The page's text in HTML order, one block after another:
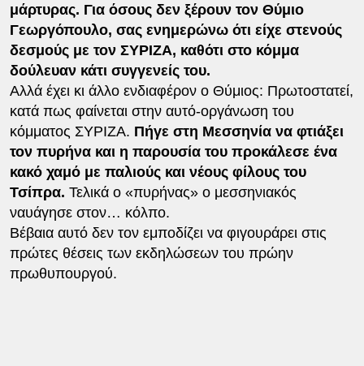
μάρτυρας. Για όσους δεν ξέρουν τον Θύμιο
Γεωργόπουλο, σας ενημερώνω ότι είχε στενούς
δεσμούς με τον ΣΥΡΙΖΑ, καθότι στο κόμμα
δούλευαν κάτι συγγενείς του.
Αλλά έχει κι άλλο ενδιαφέρον ο Θύμιος: Πρωτοστατεί,
κατά πως φαίνεται στην αυτό-οργάνωση του
κόμματος ΣΥΡΙΖΑ. Πήγε στη Μεσσηνία να φτιάξει
τον πυρήνα και η παρουσία του προκάλεσε ένα
κακό χαμό με παλιούς και νέους φίλους του
Τσίπρα. Τελικά ο «πυρήνας» ο μεσσηνιακός
ναυάγησε στον… κόλπο.
Βέβαια αυτό δεν τον εμποδίζει να φιγουράρει στις
πρώτες θέσεις των εκδηλώσεων του πρώην
πρωθυπουργού.